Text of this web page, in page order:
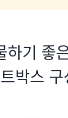
하기 좋
박스 구